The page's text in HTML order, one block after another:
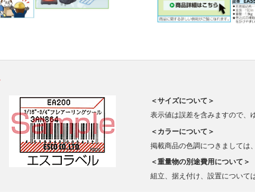
＜サイズについて＞
表示値は誤差を含みますので、
＜カラーについて＞
掲載商品の色調につきましては
＜重量物の別途費用について＞
組立、据え付け、設置について